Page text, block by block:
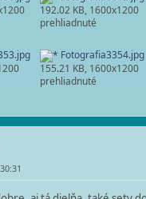
192.02 KB, 1600x1200
prehliadnuté
Fotografia3354.jpg
155.21 KB, 1600x1200
prehliadnuté